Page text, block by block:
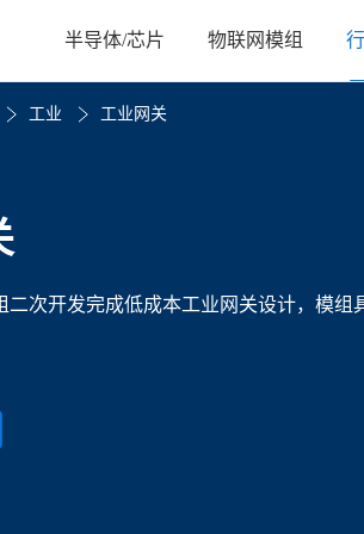
半导体/芯片 物联网模组
二次开发完成低成本工业网关设计，模组
工业 工业网关